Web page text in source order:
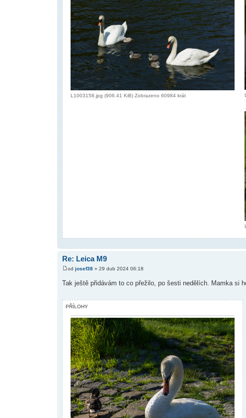
L1003158.jpg (906.41 KiB) Zobrazeno 60984 krát
Re: Leica M9
od josef38» 29 dub 2024 06:18
Tak ještě přidávám to co přežilo, po šesti nedělích. Mamka si
PŘÍLOHY